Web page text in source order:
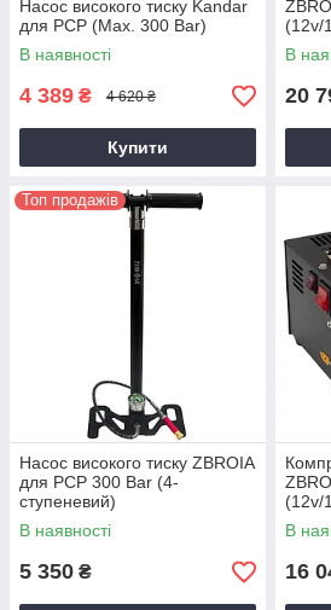
Насос високого тиску Kandar
для PCP (Max. 300 Bar)
В наявності
4 389 ₴ 4 620 ₴
Купити
(12v/
В
20
Топ продажів
Насос високого тиску ZBROIA
для PCP 300 Bar (4-
ступеневий)
В наявності
5 350 ₴
(12v/
В
16